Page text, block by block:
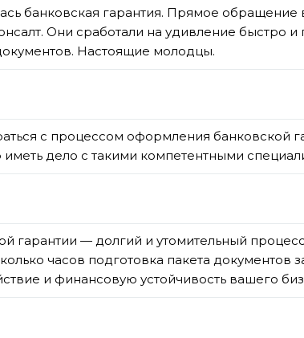
банковская гарантия. Прямое обращение
Они сработали на удивление быстро и
Настоящие молодцы.
с процессом оформления банковской
дело с такими компетентными
гарантии — долгий и утомительный
часов подготовка пакета документов
и финансовую устойчивость вашего